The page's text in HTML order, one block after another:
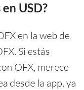
USD?
en la web de
Si estás
OFX, merece
desde la app, ya